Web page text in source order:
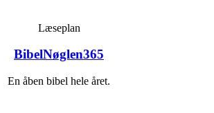
Læseplan
BibelNøglen365
En åben bibel hele året.